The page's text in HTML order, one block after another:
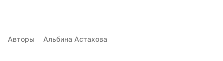
Авторы Альбина Астахова